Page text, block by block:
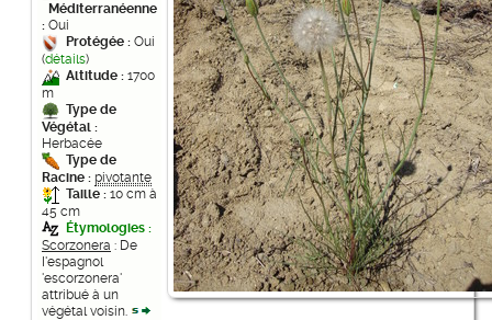
Méditerranéenne
: Oui
Protégée : Oui
(détails)
Altitude : 1700
m
Type de
Végétal :
Herbacée
Type de
Racine : pivotante
Taille : 10 cm à
45 cm
Étymologies :
Scorzonera : De
I'espagnol
'escorzonera'
attribué à un
végétal voisin.